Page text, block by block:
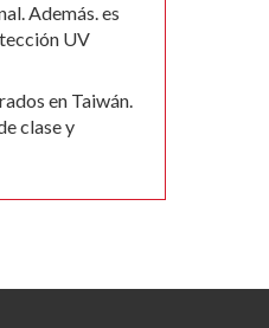
Además. es
UV
en Taiwán.
clase y